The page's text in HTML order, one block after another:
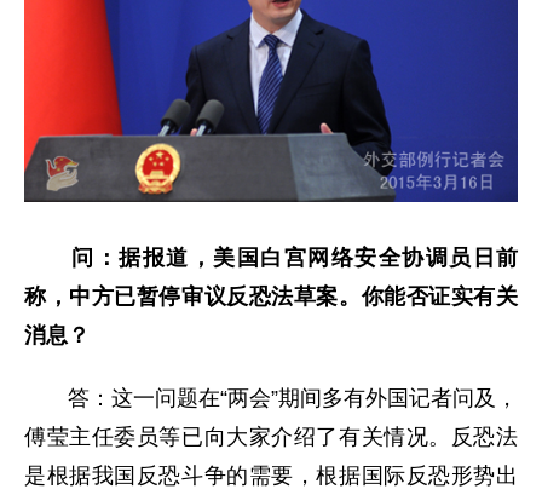
问：据报道，美国白宫网络安全协调员日前
称，中方已暂停审议反恐法草案。你能否证实有关
消息？
答：这一问题在“两会”期间多有外国记者问及，
傅莹主任委员等已向大家介绍了有关情况。反恐法
是根据我国反恐斗争的需要，根据国际反恐形势出